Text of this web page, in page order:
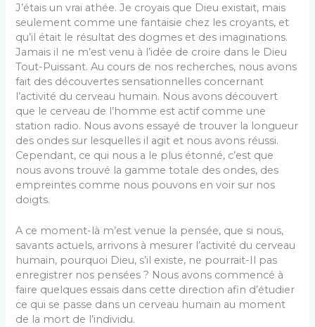
J’étais un vrai athée. Je croyais que Dieu existait, mais
seulement comme une fantaisie chez les croyants, et
qu’il était le résultat des dogmes et des imaginations.
Jamais il ne m’est venu à l’idée de croire dans le Dieu
Tout-Puissant. Au cours de nos recherches, nous avons
fait des découvertes sensationnelles concernant
l’activité du cerveau humain. Nous avons découvert
que le cerveau de l’homme est actif comme une
station radio. Nous avons essayé de trouver la longueur
des ondes sur lesquelles il agit et nous avons réussi.
Cependant, ce qui nous a le plus étonné, c’est que
nous avons trouvé la gamme totale des ondes, des
empreintes comme nous pouvons en voir sur nos
doigts.
A ce moment-là m’est venue la pensée, que si nous,
savants actuels, arrivons à mesurer l’activité du cerveau
humain, pourquoi Dieu, s’il existe, ne pourrait-Il pas
enregistrer nos pensées ? Nous avons commencé à
faire quelques essais dans cette direction afin d’étudier
ce qui se passe dans un cerveau humain au moment
de la mort de l’individu.